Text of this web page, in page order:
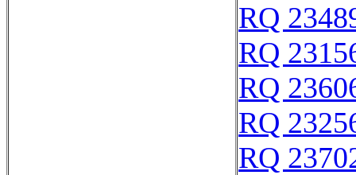
RQ
RQ
RQ
RQ
RQ